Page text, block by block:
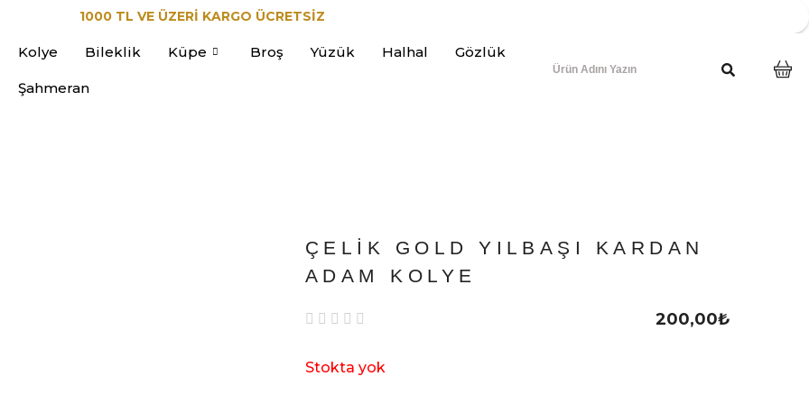
1000 TL VE ÜZERİ KARGO ÜCRETSİZ
Kolye Bileklik Küpe Broş Yüzük Halhal Gözlük
Şahmeran
ÇELIK GOLD YILBAŞI KARDAN
ADAM KOLYE
200,00₺
Stokta yok